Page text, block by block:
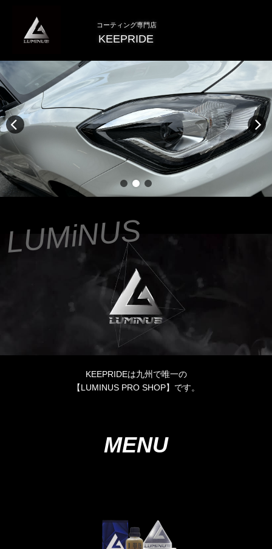
コーティング専門店
KEEPRIDE
LUMiNUS
KEEPRIDEは九州で唯一の
【LUMINUS PRO SHOP】です。
MENU